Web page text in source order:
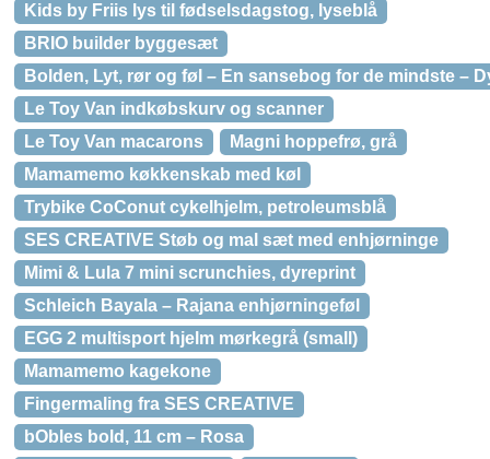
Kids by Friis lys til fødselsdagstog, lyseblå
BRIO builder byggesæt
Bolden, Lyt, rør og føl – En sansebog for de mindste –
Le Toy Van indkøbskurv og scanner
Le Toy Van macarons
Magni hoppefrø, grå
Mamamemo køkkenskab med køl
Trybike CoConut cykelhjelm, petroleumsblå
SES CREATIVE Støb og mal sæt med enhjørninge
Mimi & Lula 7 mini scrunchies, dyreprint
Schleich Bayala – Rajana enhjørningeføl
EGG 2 multisport hjelm mørkegrå (small)
Mamamemo kagekone
Fingermaling fra SES CREATIVE
bObles bold, 11 cm – Rosa